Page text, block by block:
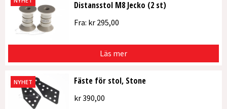
Distansstol M8 Jecko (2 st)
Fra: kr295,00
Läs mer
NYHET Fäste för stol, Stone
kr390,00